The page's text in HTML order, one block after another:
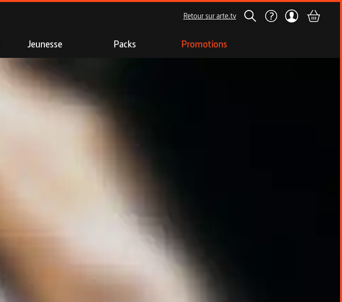
Retour sur arte.tv
Jeunesse Packs Promotions